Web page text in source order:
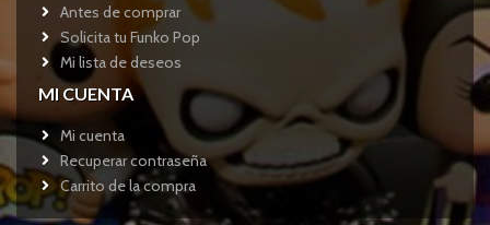
Antes de comprar
Solicita tu Funko Pop
Mi lista de deseos
MI CUENTA
Mi cuenta
Recuperar contraseña
Carrito de la compra